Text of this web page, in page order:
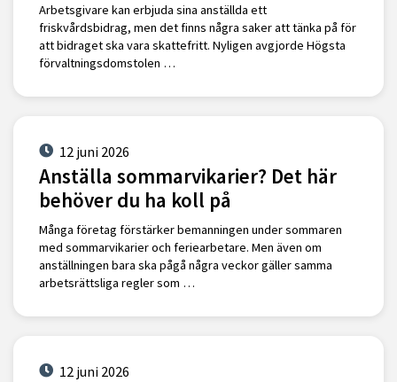
Arbetsgivare kan erbjuda sina anställda ett
friskvårdsbidrag, men det finns några saker att tänka på för
att bidraget ska vara skattefritt. Nyligen avgjorde Högsta
förvaltningsdomstolen …
12 juni 2026
Anställa sommarvikarier? Det här
behöver du ha koll på
Många företag förstärker bemanningen under sommaren
med sommarvikarier och feriearbetare. Men även om
anställningen bara ska pågå några veckor gäller samma
arbetsrättsliga regler som …
12 juni 2026